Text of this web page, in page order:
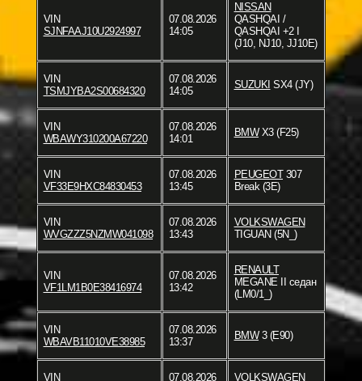
VIN
SJNFAAJ10U2924997
07.08.2026
14:05
NISSAN
QASHQAI /
QASHQAI +2 I
(J10, NJ10, JJ10E)
VIN
TSMJYBA2S00684320
07.08.2026
14:05
SUZUKI SX4 (JY)
VIN
WBAWY310200A67220
07.08.2026
14:01
BMWX3 (F25)
VIN
VF33E9HXC84830453
07.08.2026
13:45
PEUGEOT307
Break (3E)
VIN
WVGZZZ5NZMW041098
07.08.2026
13:43
VOLKSWAGEN
TIGUAN (5N_)
VIN
VF1LM1B0E38416974
07.08.2026
13:42
RENAULT
MEGANE II седан
(LM0/1_)
VIN
WBAVB11010VE38985
07.08.2026
13:37
BMW3 (E90)
VIN
07.08.2026
VOLKSWAGEN